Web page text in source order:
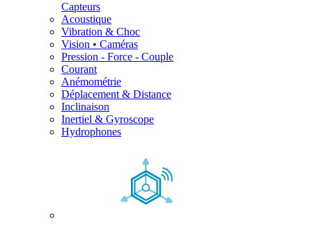
Capteurs
Acoustique
Vibration & Choc
Vision • Caméras
Pression - Force - Couple
Courant
Anémométrie
Déplacement & Distance
Inclinaison
Inertiel & Gyroscope
Hydrophones